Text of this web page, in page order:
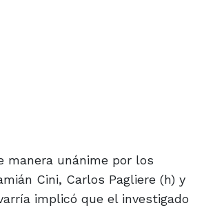
manera unánime por los
Cini, Carlos Pagliere (h) y
implicó que el investigado